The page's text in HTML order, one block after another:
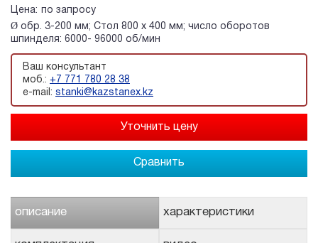
Цена:
по запросу
Ø обр. 3-200 мм; Стол 800 х 400 мм; число оборотов
шпинделя: 6000- 96000 об/мин
Ваш консультант
моб.: +7 771 780 28 38
e-mail: stanki@kazstanex.kz
Сравнить
описание характеристики